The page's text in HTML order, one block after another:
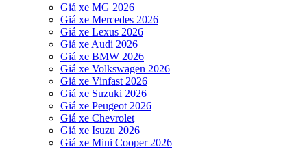
Giá xe MG 2026
Giá xe Mercedes 2026
Giá xe Lexus 2026
Giá xe Audi 2026
Giá xe BMW 2026
Giá xe Volkswagen 2026
Giá xe Vinfast 2026
Giá xe Suzuki 2026
Giá xe Peugeot 2026
Giá xe Chevrolet
Giá xe Isuzu 2026
Giá xe Mini Cooper 2026